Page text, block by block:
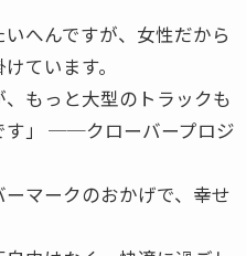
へんですが、女性だから
ています。
もっと大型のトラックも
す」 ──クローバープロジ
マークのおかげで、幸せ